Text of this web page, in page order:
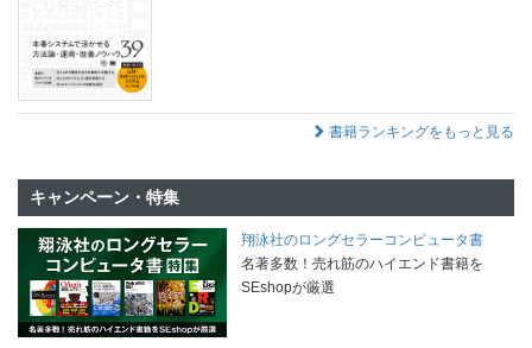
書籍ランキングをもっと見る
キャンペーン・特集
翔泳社のロングセラーコンピュータ書
名著多数！売れ筋のハイエンド書籍を
SEshopが厳選